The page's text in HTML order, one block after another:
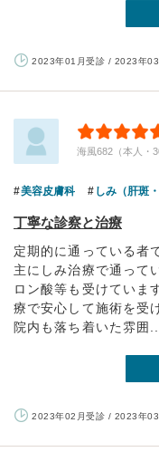
2023年01月受診 / 2023年03
海風682（本人・
美容皮膚科 しみ（肝斑
丁寧な診察と治療
定期的に通っている者
主にしみ治療で通って
ロン酸等も受けていま
療で安心して施術を受
院内も落ち着いた雰囲...
2023年02月受診 / 2023年03